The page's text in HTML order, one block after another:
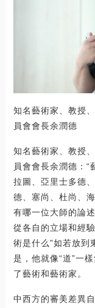
知名藝術家、教授
員會會長余潤德
知名藝術家、教授
員會會長余潤德：“
拉圖、亞里士多德
德、塞尚、杜尚、
有哪一位大師的論
從各自的立場和經
術是什么”如若放到
是，他就像“道”一
了藝術和藝術家。
中西方的審美差異